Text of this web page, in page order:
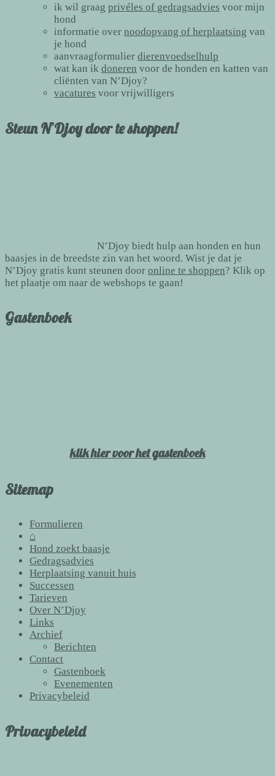
ik wil graag privéles of gedragsadvies voor mijn
hond
informatie over noodopvang of herplaatsing van
je hond
aanvraagformulier dierenvoedselhulp
wat kan ik doneren voor de honden en katten van
cliënten van N’Djoy?
vacatures voor vrijwilligers
Steun N’Djoy door te shoppen!
N’Djoy biedt hulp aan honden en hun
baasjes in de breedste zin van het woord. Wist je dat je
N’Djoy gratis kunt steunen door online te shoppen? Klik op
het plaatje om naar de webshops te gaan!
Gastenboek
klik hier voor het gastenboek
Sitemap
Formulieren
⌂
Hond zoekt baasje
Gedragsadvies
Herplaatsing vanuit huis
Successen
Tarieven
Over N’Djoy
Links
Archief
Berichten
Contact
Gastenboek
Evenementen
Privacybeleid
Privacybeleid